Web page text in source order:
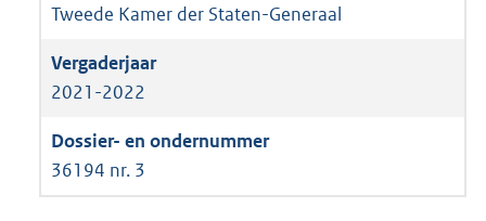
Tweede Kamer der Staten-Generaal
2021-2022
36194 nr. 3